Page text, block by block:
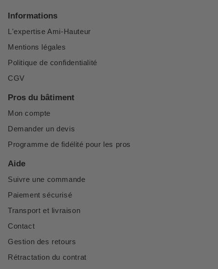
Informations
L'expertise Ami-Hauteur
Mentions légales
Politique de confidentialité
CGV
Pros du bâtiment
Mon compte
Demander un devis
Programme de fidélité pour les pros
Aide
Suivre une commande
Paiement sécurisé
Transport et livraison
Contact
Gestion des retours
Rétractation du contrat